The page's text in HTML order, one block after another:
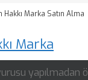
Hakkı Marka Satın Alma
Marka
yapılmadan